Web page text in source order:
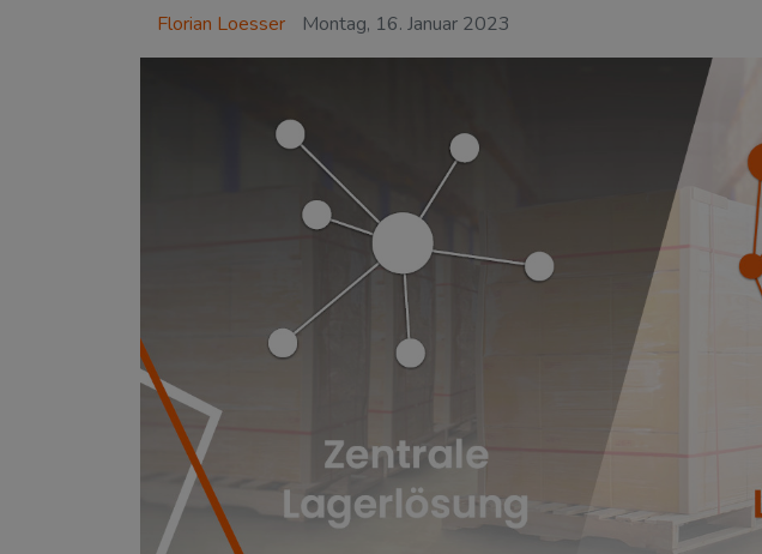
Florian Loesser Montag, 16. Januar 2023